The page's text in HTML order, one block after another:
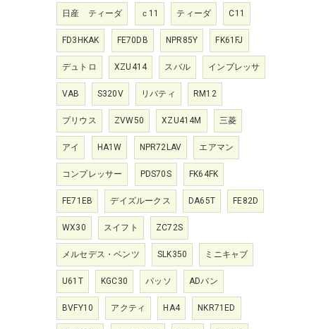
日産 ティーダ ｃ11 ティーダ C11
FD3HKAK FE70DB NPR85Y FK61FJ
デュトロ XZU414 スバル インプレッサ
VAB S320V リバティ RM12
プリウス ZVW50 XZU414M 三菱
アイ HA1W NPR72LAV エアマン
コンプレッサー PDS70S FK64FK
FE71EB デイズルークス DA65T FE82D
WX30 スイフト ZC72S
メルセデス・ベンツ SLK350 ミニキャブ
U61T KGC30 パッソ ADバン
BVFY10 アクティ HA4 NKR71ED